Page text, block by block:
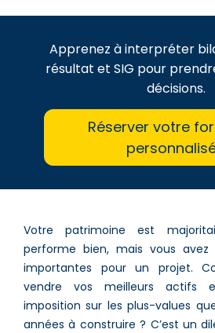
Apprenez à interpréter
résultat et SIG pour
décisions.
Réserver votre
Votre patrimoine est
performe bien, mais vous avez
importantes pour un projet.
vendre vos meilleurs actifs
imposition sur les plus-values
années à construire ? C’est un